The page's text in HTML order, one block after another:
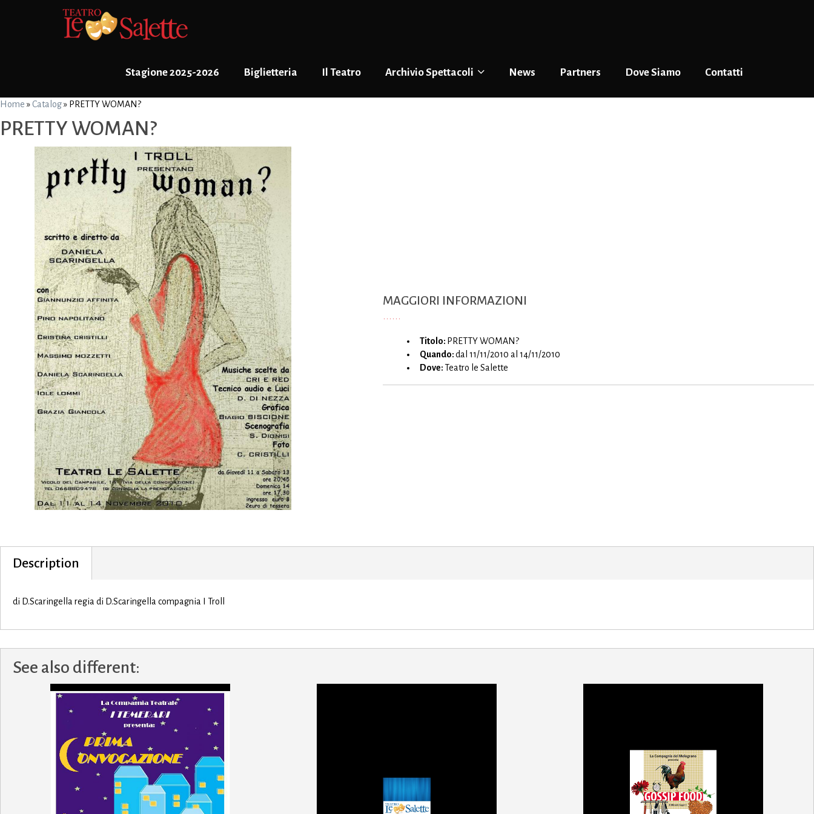
Stagione 2025-2026 Biglietteria Il Teatro Archivio Spettacoli News Partners Dove Siamo Contatti
Home »Catalog» PRETTY WOMAN?
PRETTY WOMAN?
MAGGIORI INFORMAZIONI
Titolo: PRETTY WOMAN?
Quando:dal 11/11/2010 al 14/11/2010
Dove:Teatro le Salette
Description
di D.Scaringella regia di D.Scaringella compagnia I Troll
See also different: